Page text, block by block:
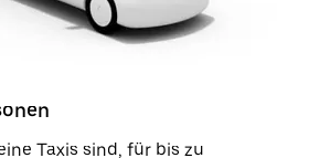
Taxis sind, für bis zu